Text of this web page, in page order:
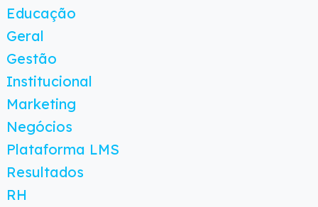
Educação
Geral
Gestão
Institucional
Marketing
Negócios
Plataforma LMS
Resultados
RH